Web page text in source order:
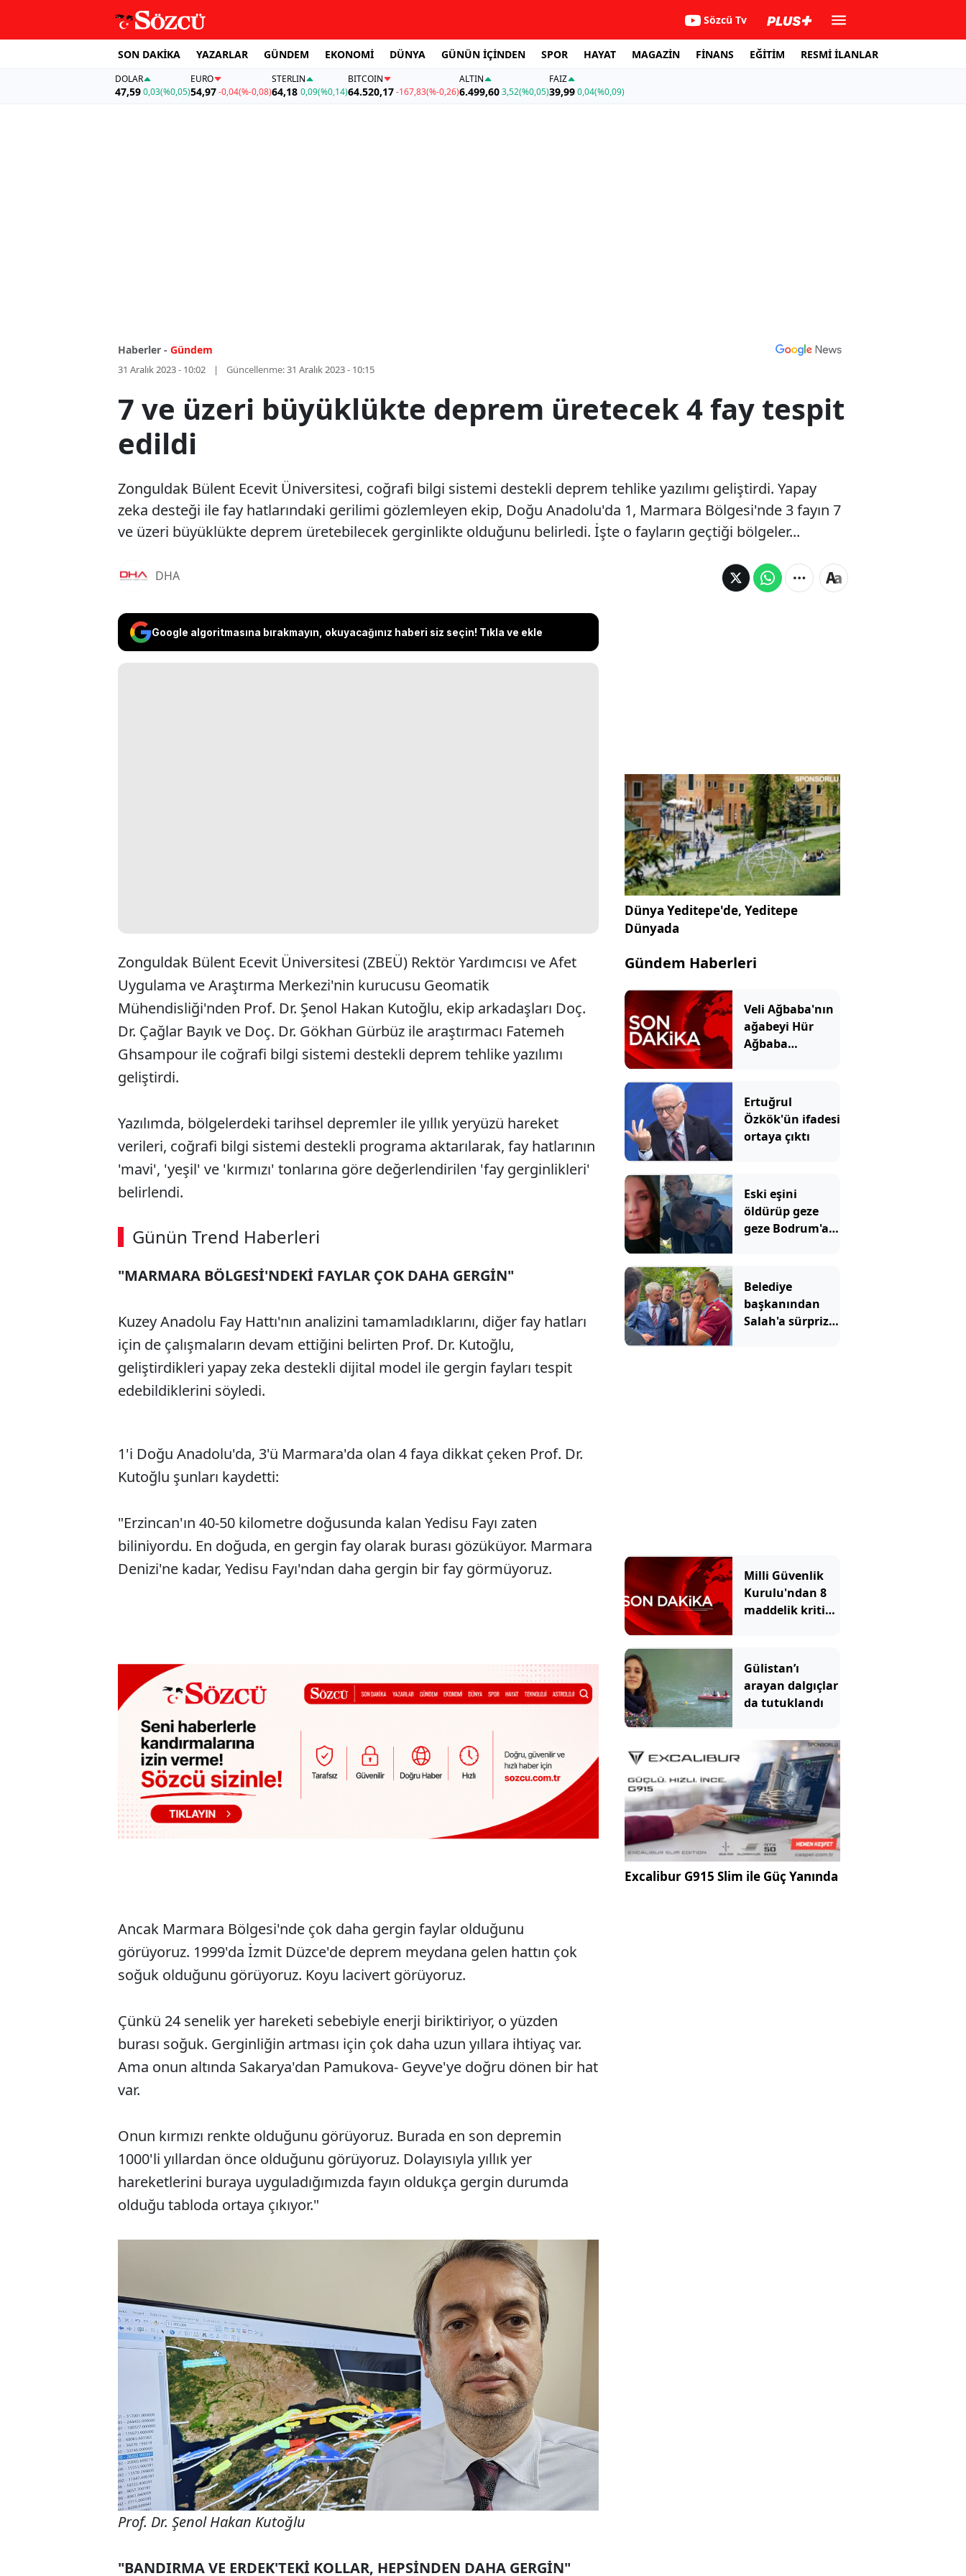
Sözcü Tv
SON DAKİKA YAZARLAR GÜNDEM EKONOMİ DÜNYA GÜNÜN İÇİNDEN SPOR HAYAT MAGAZİN FİNANS EĞİTİM RESMİ İLANLAR
DOLAR
47,590,03(%0,05)
EURO
54,97 -0,04(%-0,08)
STERLIN
64,18 0,09(%0,14)
BITCOIN
64.520,17-167,83(%-0,26)
ALTIN
6.499,603,52(%0,05)
FAİZ
39,990,04(%0,09)
Haberler - Gündem
31 Aralık 2023 - 10:02 Güncellenme:31 Aralık 2023 - 10:15
7 ve üzeri büyüklükte deprem üretecek 4 fay tespit
edildi
Zonguldak Bülent Ecevit Üniversitesi, coğrafi bilgi sistemi destekli deprem tehlike yazılımı geliştirdi. Yapay
zeka desteği ile fay hatlarındaki gerilimi gözlemleyen ekip, Doğu Anadolu'da 1, Marmara Bölgesi'nde 3 fayın 7
ve üzeri büyüklükte deprem üretebilecek gerginlikte olduğunu belirledi. İşte o fayların geçtiği bölgeler...
DHA
Google algoritmasına bırakmayın, okuyacağınız haberi siz seçin! Tıkla ve ekle
Zonguldak Bülent Ecevit Üniversitesi (ZBEÜ) Rektör Yardımcısı ve Afet
Uygulama ve Araştırma Merkezi'nin kurucusu Geomatik
Mühendisliği'nden Prof. Dr. Şenol Hakan Kutoğlu, ekip arkadaşları Doç.
Dr. Çağlar Bayık ve Doç. Dr. Gökhan Gürbüz ile araştırmacı Fatemeh
Ghsampour ile coğrafi bilgi sistemi destekli deprem tehlike yazılımı
geliştirdi.
Yazılımda, bölgelerdeki tarihsel depremler ile yıllık yeryüzü hareket
verileri, coğrafi bilgi sistemi destekli programa aktarılarak, fay hatlarının
'mavi', 'yeşil' ve 'kırmızı' tonlarına göre değerlendirilen 'fay gerginlikleri'
belirlendi.
Günün Trend Haberleri
"MARMARA BÖLGESİ'NDEKİ FAYLAR ÇOK DAHA GERGİN"
Kuzey Anadolu Fay Hattı'nın analizini tamamladıklarını, diğer fay hatları
için de çalışmaların devam ettiğini belirten Prof. Dr. Kutoğlu,
geliştirdikleri yapay zeka destekli dijital model ile gergin fayları tespit
edebildiklerini söyledi.
1'i Doğu Anadolu'da, 3'ü Marmara'da olan 4 faya dikkat çeken Prof. Dr.
Kutoğlu şunları kaydetti:
"Erzincan'ın 40-50 kilometre doğusunda kalan Yedisu Fayı zaten
biliniyordu. En doğuda, en gergin fay olarak burası gözüküyor. Marmara
Denizi'ne kadar, Yedisu Fayı'ndan daha gergin bir fay görmüyoruz.
Ancak Marmara Bölgesi'nde çok daha gergin faylar olduğunu
görüyoruz. 1999'da İzmit Düzce'de deprem meydana gelen hattın çok
soğuk olduğunu görüyoruz. Koyu lacivert görüyoruz.
Çünkü 24 senelik yer hareketi sebebiyle enerji biriktiriyor, o yüzden
burası soğuk. Gerginliğin artması için çok daha uzun yıllara ihtiyaç var.
Ama onun altında Sakarya'dan Pamukova- Geyve'ye doğru dönen bir hat
var.
Onun kırmızı renkte olduğunu görüyoruz. Burada en son depremin
1000'li yıllardan önce olduğunu görüyoruz. Dolayısıyla yıllık yer
hareketlerini buraya uyguladığımızda fayın oldukça gergin durumda
olduğu tabloda ortaya çıkıyor."
Prof. Dr. Şenol Hakan Kutoğlu
"BANDIRMA VE ERDEK'TEKİ KOLLAR, HEPSİNDEN DAHA GERGİN"
Dünya Yeditepe'de, Yeditepe
Dünyada
Gündem Haberleri
Veli Ağbaba'nın
ağabeyi Hür
Ağbaba
Ertuğrul
Özkök'ün ifadesi
ortaya çıktı
Eski eşini
öldürüp geze
geze Bodrum'a
emsal olacak
karar
Belediye
başkanından
Salah'a sürpriz
Milli Güvenlik
Kurulu'ndan 8
maddelik kritik
Gülistan’ı
arayan dalgıçlar
da tutuklandı
Excalibur G915 Slim ile Güç Yanında